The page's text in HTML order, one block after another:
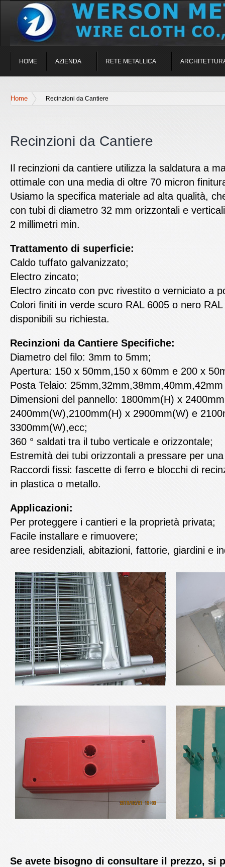
HOME AZIENDA RETE METALLICA
Home Recinzioni da Cantiere
Recinzioni da Cantiere
Il recinzioni da cantiere utilizza la saldatura a
ottimale con una media di oltre 70 micron
Usiamo la specifica materiale ad alta qualità,
con tubi di diametro 32 mm orizzontali e
2 millimetri min.
Trattamento di superficie:
Caldo tuffato galvanizzato;
Electro zincato;
Electro zincato con pvc rivestito o verniciato a
Colori finiti in verde scuro RAL 6005 o nero
disponibili su richiesta.
Recinzioni da Cantiere Specifiche:
Diametro del filo: 3mm to 5mm;
Apertura: 150 x 50mm,150 x 60mm e 200 x
Posta Telaio:
Dimensioni del pannello: 1800mm(H) x
2400mm(W),2100mm(H) x 2900mm(W) e
3300mm(W),ecc;
360 ° saldati tra il tubo verticale e orizzontale;
Estremità dei tubi orizzontali a pressare per
Raccordi fissi: fascette di ferro e blocchi di
in plastica o metallo.
Applicazioni:
Per proteggere i cantieri e la proprietà privata;
Facile installare e rimuovere;
aree residenziali, abitazioni, fattorie, giardini e
Se avete bisogno di consultare il prezzo, si